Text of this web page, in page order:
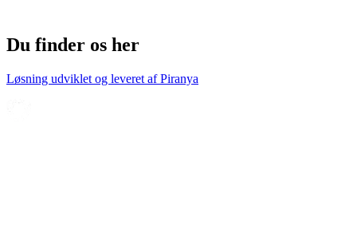
Du finder os her
Løsning udviklet og leveret afPiranya